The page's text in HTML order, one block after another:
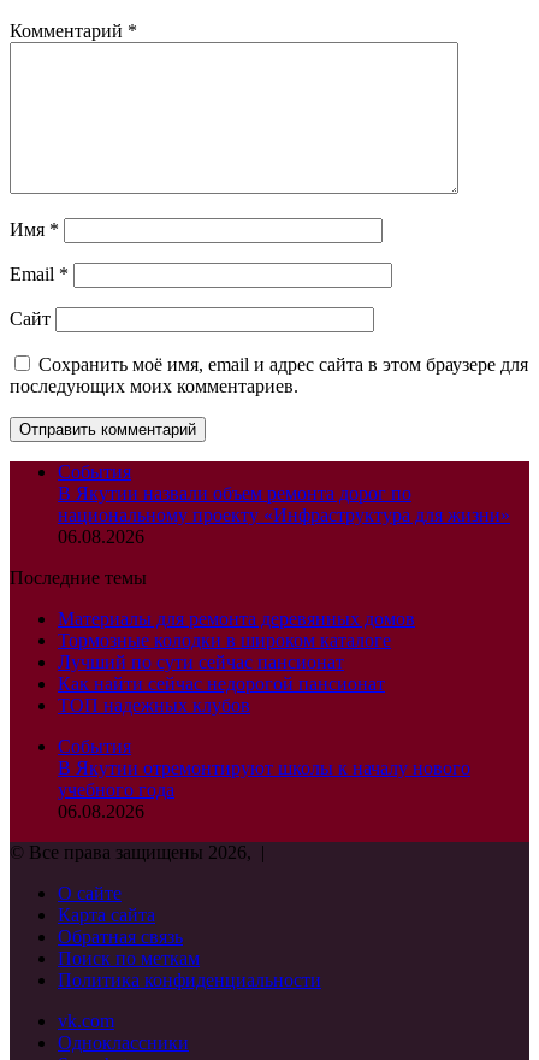
Комментарий *
Имя *
Email *
Сайт
Сохранить моё имя, email и адрес сайта в этом браузере для
последующих моих комментариев.
События
В Якутии назвали объем ремонта дорог по
национальному проекту «Инфраструктура для жизни»
06.08.2026
Последние темы
Материалы для ремонта деревянных домов
Тормозные колодки в широком каталоге
Лучший по сути сейчас пансионат
Как найти сейчас недорогой пансионат
ТОП надежных клубов
События
В Якутии отремонтируют школы к началу нового
учебного года
06.08.2026
© Все права защищены 2026, |
О сайте
Карта сайта
Обратная связь
Поиск по меткам
Политика конфиденциальности
vk.com
Одноклассники